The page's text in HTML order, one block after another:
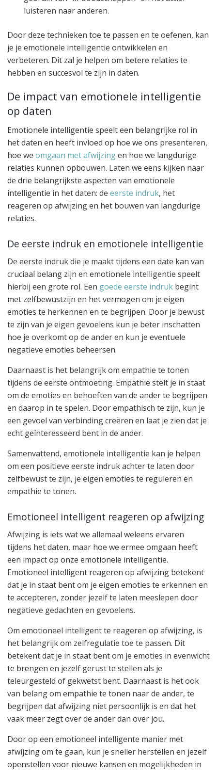
luisteren naar anderen.
Door deze technieken toe te passen en te oefenen, kan
je je emotionele intelligentie ontwikkelen en
verbeteren. Dit zal je helpen om betere relaties te
hebben en succesvol te zijn in daten.
De impact van emotionele intelligentie
op daten
Emotionele intelligentie speelt een belangrijke rol in
het daten en heeft invloed op hoe we ons presenteren,
hoe we omgaan met afwijzingen hoe we langdurige
relaties kunnen opbouwen. Laten we eens kijken naar
de drie belangrijkste aspecten van emotionele
intelligentie in het daten: de eerste indruk, het
reageren op afwijzing en het bouwen van langdurige
relaties.
De eerste indruk en emotionele intelligentie
De eerste indruk die je maakt tijdens een date kan van
cruciaal belang zijn en emotionele intelligentie speelt
hierbij een grote rol. Een goede eerste indruk begint
met zelfbewustzijn en het vermogen om je eigen
emoties te herkennen en te begrijpen. Door je bewust
te zijn van je eigen gevoelens kun je beter inschatten
hoe je overkomt op de ander en kun je eventuele
negatieve emoties beheersen.
Daarnaast is het belangrijk om empathie te tonen
tijdens de eerste ontmoeting. Empathie stelt je in staat
om de emoties en behoeften van de ander te begrijpen
en daarop in te spelen. Door empathisch te zijn, kun je
een gevoel van verbinding creëren en laat je zien dat je
echt geïnteresseerd bent in de ander.
Samenvattend, emotionele intelligentie kan je helpen
om een positieve eerste indruk achter te laten door
zelfbewust te zijn, je eigen emoties te reguleren en
empathie te tonen.
Emotioneel intelligent reageren op afwijzing
Afwijzing is iets wat we allemaal weleens ervaren
tijdens het daten, maar hoe we ermee omgaan heeft
een impact op onze emotionele intelligentie.
Emotioneel intelligent reageren op afwijzing betekent
dat je in staat bent om je eigen emoties te erkennen en
te accepteren, zonder jezelf te laten meeslepen door
negatieve gedachten en gevoelens.
Om emotioneel intelligent te reageren op afwijzing, is
het belangrijk om zelfregulatie toe te passen. Dit
betekent dat je in staat bent om je emoties in evenwicht
te brengen en jezelf gerust te stellen als je
teleurgesteld of gekwetst bent. Daarnaast is het ook
van belang om empathie te tonen naar de ander, te
begrijpen dat afwijzing niet persoonlijk is en dat het
vaak meer zegt over de ander dan over jou.
Door op een emotioneel intelligente manier met
afwijzing om te gaan, kun je sneller herstellen en jezelf
openstellen voor nieuwe kansen en mogelijkheden in